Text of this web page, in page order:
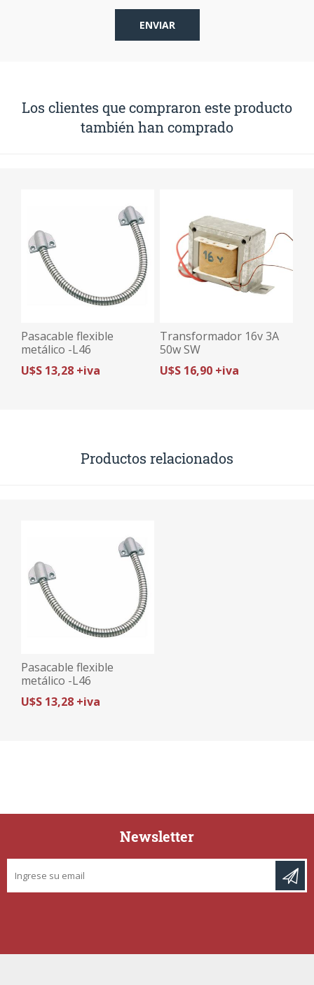
Los clientes que compraron este producto
también han comprado
Pasacable flexible
metálico -L46
U$S 13,28 +iva
Transformador 16v 3A
50w SW
U$S 16,90 +iva
Productos relacionados
Pasacable flexible
metálico -L46
U$S 13,28 +iva
Newsletter